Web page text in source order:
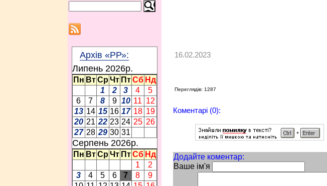
Архів «РР»:
Липень 2026p.
Пн Вт Ср Чт Пт Сб Нд
1
2 3 4
5
6
7 8 9 10 11 12
13 14 15 16 17 18 19
20 21 22 23 24 25 26
27 28 29 30 31
Серпень 2026p.
Пн Вт Ср Чт Пт Сб Нд
1
2
3
4 5 6 7 8
9
16.02.2023
Переглядів: 1287
Коментарі (0):
Додайте коментар:
Ваше ім'я